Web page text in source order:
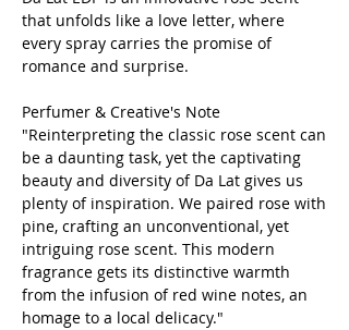
that unfolds like a love letter, where
every spray carries the promise of
romance and surprise.
Perfumer & Creative's Note
"Reinterpreting the classic rose scent can
be a daunting task, yet the captivating
beauty and diversity of Da Lat gives us
plenty of inspiration. We paired rose with
pine, crafting an unconventional, yet
intriguing rose scent. This modern
fragrance gets its distinctive warmth
from the infusion of red wine notes, an
homage to a local delicacy."